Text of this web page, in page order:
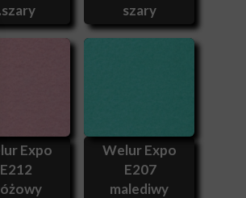
szary
Expo
E212
Welur Expo
E207
malediwy